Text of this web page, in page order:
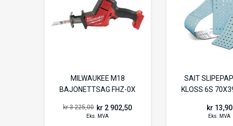
MILWAUKEE M18
BAJONETTSAG FHZ-0X
kr 3 225,00 kr 2 902,50
Eks. MVA
SAIT
KLOSS 6S
kr 13,90
Eks. MVA